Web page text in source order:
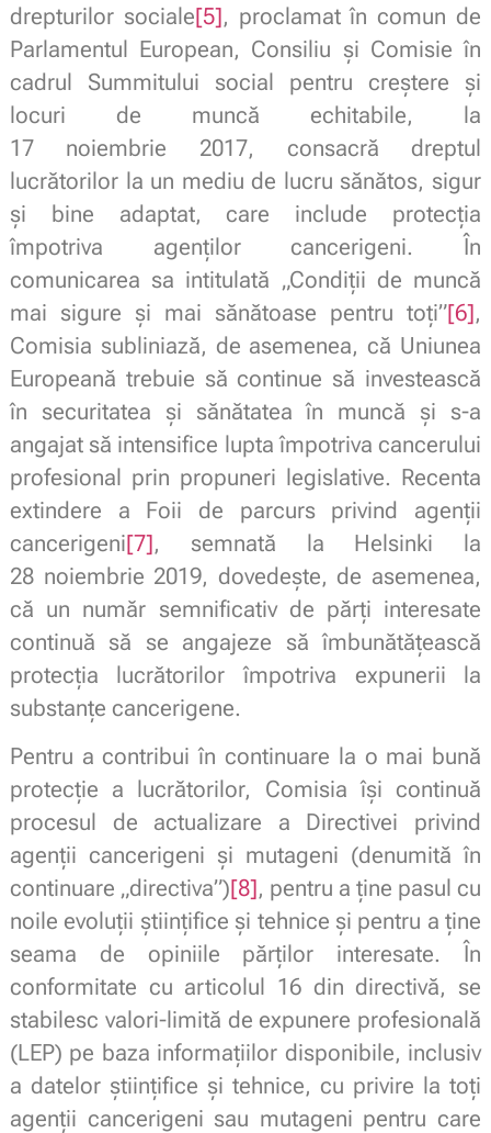
drepturilor sociale[5], proclamat în comun de
Parlamentul European, Consiliu și Comisie în
cadrul Summitului social pentru creștere și
locuri de muncă echitabile, la
17 noiembrie 2017, consacră dreptul
lucrătorilor la un mediu de lucru sănătos, sigur
și bine adaptat, care include protecția
împotriva agenților cancerigeni. În
comunicarea sa intitulată „Condiții de muncă
mai sigure și mai sănătoase pentru toți”[6],
Comisia subliniază, de asemenea, că Uniunea
Europeană trebuie să continue să investească
în securitatea și sănătatea în muncă și s-a
angajat să intensifice lupta împotriva cancerului
profesional prin propuneri legislative. Recenta
extindere a Foii de parcurs privind agenții
cancerigeni[7], semnată la Helsinki la
28 noiembrie 2019, dovedește, de asemenea,
că un număr semnificativ de părți interesate
continuă să se angajeze să îmbunătățească
protecția lucrătorilor împotriva expunerii la
substanțe cancerigene.
Pentru a contribui în continuare la o mai bună
protecție a lucrătorilor, Comisia își continuă
procesul de actualizare a Directivei privind
agenții cancerigeni și mutageni (denumită în
continuare „directiva”)[8], pentru a ține pasul cu
noile evoluții științifice și tehnice și pentru a ține
seama de opiniile părților interesate. În
conformitate cu articolul 16 din directivă, se
stabilesc valori-limită de expunere profesională
(LEP) pe baza informațiilor disponibile, inclusiv
a datelor științifice și tehnice, cu privire la toți
agenții cancerigeni sau mutageni pentru care